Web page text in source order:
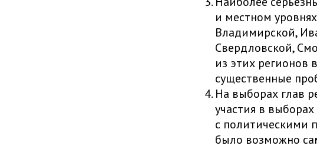
и местном
Владимирской,
Свердловской,
из этих регионов
существенные
На выборах глав
участия в
с политическими
было возможно